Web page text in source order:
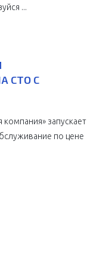
...
СТО С
запускает
по цене